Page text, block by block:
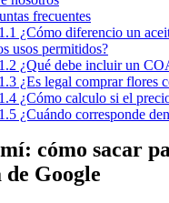
frecuentes
¿Cómo diferencio un
usos permitidos?
¿Qué debe incluir un
¿Es legal comprar flores
¿Cómo calculo si el
¿Cuándo corresponde
cómo sacar
de Google